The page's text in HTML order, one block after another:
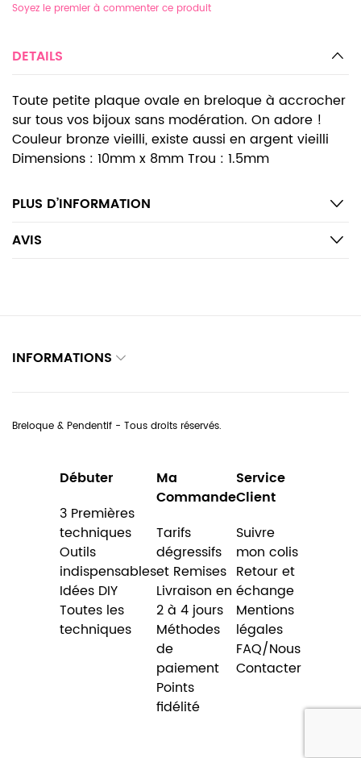
Soyez le premier à commenter ce produit
DETAILS
Toute petite plaque ovale en breloque à accrocher
sur tous vos bijoux sans modération. On adore !
Couleur bronze vieilli, existe aussi en argent vieilli
Dimensions : 10mm x 8mm Trou : 1.5mm
PLUS D’INFORMATION
AVIS
INFORMATIONS
Breloque & Pendentif - Tous droits réservés.
Débuter
3 Premières
techniques
Outils
indispensables
Idées DIY
Toutes les
techniques
Ma
Commande
Tarifs
dégressifs
et Remises
Livraison en
2 à 4 jours
Méthodes
de
paiement
Points
fidélité
Service
Client
Suivre
mon colis
Retour et
échange
Mentions
légales
FAQ/Nous
Contacter